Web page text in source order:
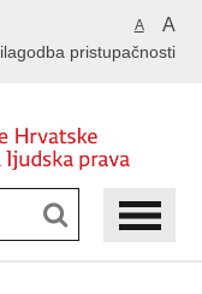
A A
pristupačnosti